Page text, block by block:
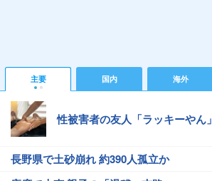
主要 国内 海外
性被害者の友人「ラッキーやん」
長野県で土砂崩れ 約390人孤立か